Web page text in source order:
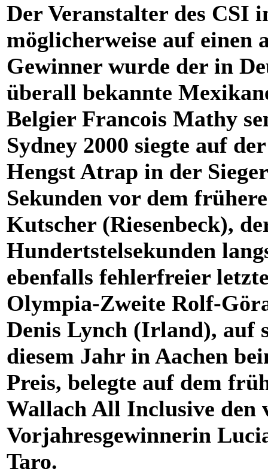
Der Veranstalter des CSI
möglicherweise auf einen
Gewinner wurde der in
überall bekannte
Belgier Francois Mathy
Sydney 2000 siegte auf
Hengst Atrap in der
Sekunden vor dem
Kutscher (Riesenbeck),
Hundertstelsekunden
ebenfalls fehlerfreier
Olympia-Zweite Rolf-
Denis Lynch (Irland), auf
diesem Jahr in Aachen
Preis, belegte auf dem
Wallach All Inclusive den
Vorjahresgewinnerin
Taro.